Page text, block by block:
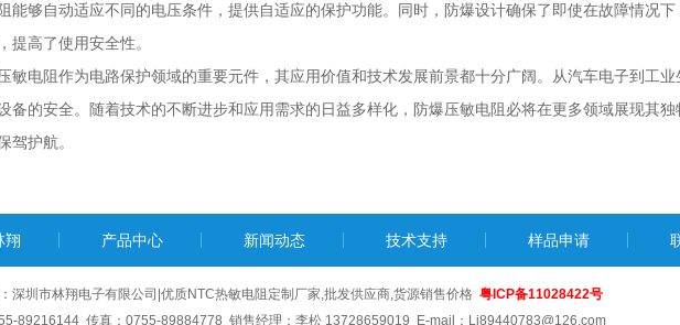
能够自动适应不同的电压条件，提供自适应的保护功能。同时，防爆设计确保了即使在故障情况
提高了使用安全性。
敏电阻作为电路保护领域的重要元件，其应用价值和技术发展前景都十分广阔。从汽车电子到工
备的安全。随着技术的不断进步和应用需求的日益多样化，防爆压敏电阻必将在更多领域展现其
驾护航。
翔 产品中心 新闻动态 技术支持 样品申请
深圳市林翔电子有限公司|优质NTC热敏电阻定制厂家,批发供应商,货源销售价格 粤ICP备11028422号
89216144 传真：0755-89884778 销售经理：李松 13728659019 E-mail：Li89440783@126.com